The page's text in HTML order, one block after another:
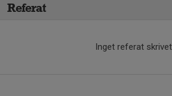
Referat
Inget referat skrivet